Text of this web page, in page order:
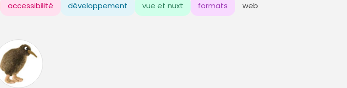
accessibilité développement vue et nuxt formats web